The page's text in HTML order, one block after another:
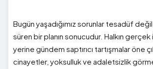
Bugün yaşadığımız sorunlar tesadüf değil,
süren bir planın sonucudur. Halkın gerçek
yerine gündem saptırıcı tartışmalar öne
cinayetler, yoksulluk ve adaletsizlik